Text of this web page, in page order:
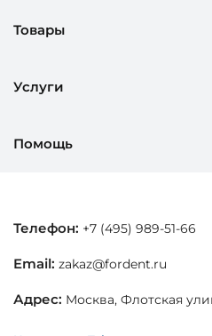
Товары
Услуги
Помощь
Телефон: +7 (495) 989-51-66
Email: zakaz@fordent.ru
Адрес: Москва, Флотская